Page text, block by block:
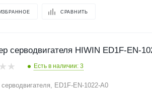
СРАВНИТЬ
серводвигателя HIWIN ED1F-EN-
Есть в наличии: 3
ED1F-EN-1022-A0